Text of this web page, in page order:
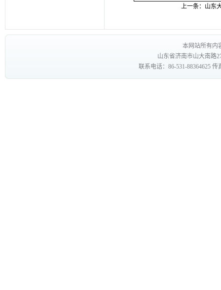
上一条： 山东
本网站所有内
山东省济南市山大南路
联系电话：86-531-88364625 传